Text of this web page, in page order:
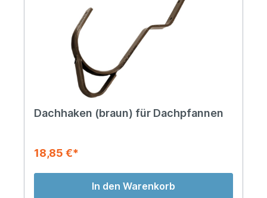
Dachhaken (braun) für Dachpfannen
18,85 €*
In den Warenkorb